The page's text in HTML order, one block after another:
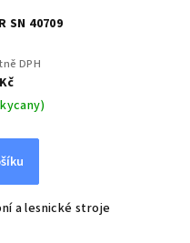
SN 40709
DPH
a lesnické stroje